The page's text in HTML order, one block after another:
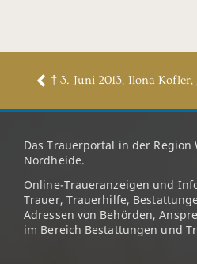
† 3. Juni 2013, Ilona Kofler,
Das Trauerportal in der
Nordheide.
Online-Traueranzeigen und
Trauer, Trauerhilfe,
Adressen von Behörden,
im Bereich Bestattungen und